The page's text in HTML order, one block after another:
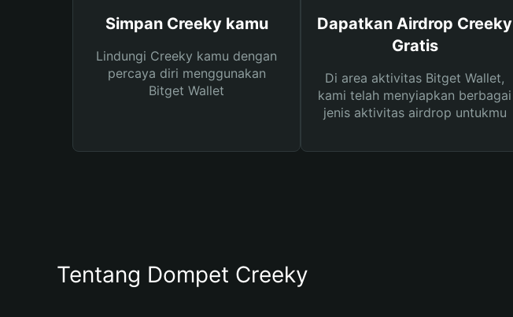
Simpan Creeky kamu
Lindungi Creeky kamu dengan
percaya diri menggunakan
Bitget Wallet
Dapatkan Airdrop Creeky
Gratis
Di area aktivitas Bitget Wallet,
kami telah menyiapkan berbagai
jenis aktivitas airdrop untukmu
Tentang Dompet Creeky